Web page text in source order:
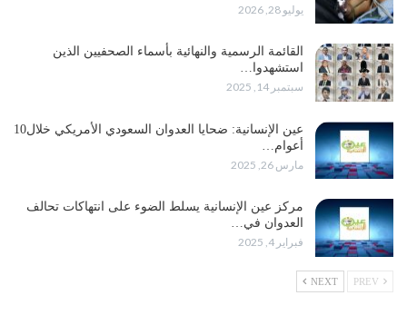
يوليو 28, 2026
القائمة الرسمية والنهائية بأسماء الصحفيين الذين
استشهدوا…
سبتمبر 14, 2025
عين الإنسانية: ضحايا العدوان السعودي الأمريكي خلال10
أعوام…
مارس 26, 2025
مركز عين الإنسانية يسلط الضوء على انتهاكات تحالف
العدوان في…
فبراير 4, 2025
NEXT